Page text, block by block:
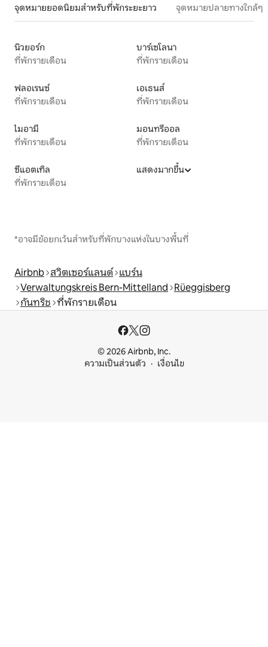
จุดหมายยอดนิยมสำหรับที่พักระยะยาว จุดหมายปลายทางใกล้ๆ
นิวยอร์ก
ที่พักรายเดือน
บาร์เซโลนา
ที่พักรายเดือน
ฟลอเรนซ์
ที่พักรายเดือน
เอเธนส์
ที่พักรายเดือน
ไมอามี
ที่พักรายเดือน
มอนทรีออล
ที่พักรายเดือน
ซีแอตเทิล
ที่พักรายเดือน
แสดงมากขึ้น
*อาจมีข้อยกเว้นสำหรับที่พักบางแห่งในบางพื้นที่
Airbnb สวิตเซอร์แลนด์ แบร์น
Verwaltungskreis Bern-Mittelland Rüeggisberg
กันทริช ที่พักรายเดือน
© 2026 Airbnb, Inc.
ความเป็นส่วนตัว
เงื่อนไข